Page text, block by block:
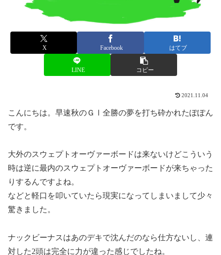
X Facebook はてブ
LINE コピー
2021.11.04
こんにちは。早速秋のＧⅠ全勝の夢を打ち砕かれたぽぽん
です。
大外のスウェプトオーヴァーボードは来ないけどこういう
時は逆に最内のスウェプトオーヴァーボードが来ちゃった
りするんですよね。
などと軽口を叩いていたら現実になってしまいまして少々
驚きました。
ナックビーナスはあのデキで沈んだのなら仕方ないし、連
対した2頭は完全に力が違った感じでしたね。